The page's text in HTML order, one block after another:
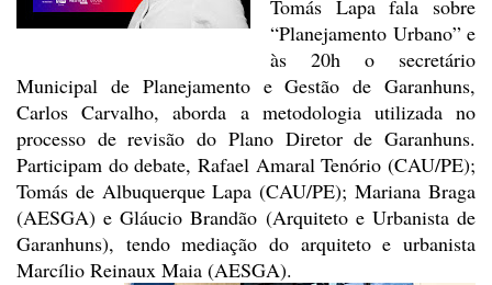
Tomás Lapa fala sobre
“Planejamento Urbano” e
às 20h o secretário
Municipal de Planejamento e Gestão de Garanhuns,
Carlos Carvalho, aborda ametodologia utilizada no
processo de revisão do Plano Diretor de Garanhuns.
Participam do debate, Rafael Amaral Tenório (CAU/PE);
Tomás de Albuquerque Lapa (CAU/PE); Mariana Braga
(AESGA) e Gláucio Brandão (Arquiteto e Urbanista de
Garanhuns), tendo mediação do arquiteto e urbanista
Marcílio Reinaux Maia (AESGA).